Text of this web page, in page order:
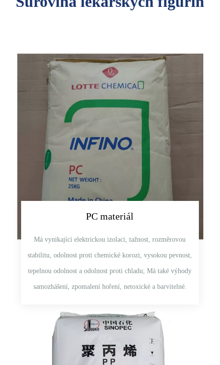
PC materiál
Má vynikající elektrickou izolaci, tažnost, rozměrovou
stabilitu, odolnost proti chemické korozi, vysokou pevnost,
tepelnou odolnost a odolnost proti chladu; Má také výhody
samozhášení, zpomalení hoření, netoxické a barvitelné.